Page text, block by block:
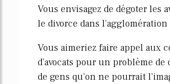
Vous envisagez de dégoter les
le divorce dans l'agglomération
Vous aimeriez faire appel aux
d'avocats pour un problème de
de gens qu'on ne pourrait